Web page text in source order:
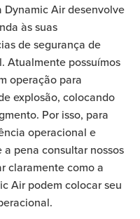
Dynamic Air desenvolve
às suas
de segurança de
Atualmente possuímos
operação para
explosão, colocando
Por isso, para
operacional e
pena consultar nossos
claramente como a
Air podem colocar seu